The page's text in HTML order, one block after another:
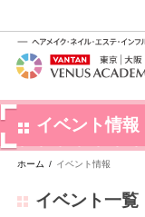
イベント情報
ホーム / イベント情報
イベント一覧